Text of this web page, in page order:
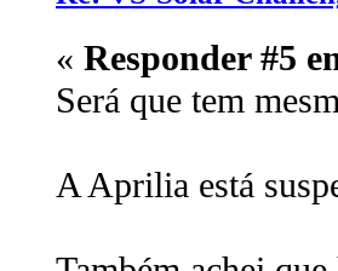
« Responder #5
Será que tem
A Aprilia está